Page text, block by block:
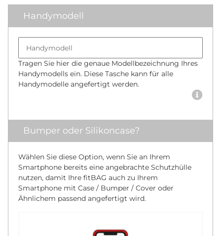
Handymodell
Tragen Sie hier die genaue Modellbezeichnung Ihres
Handymodells ein. Diese Tasche kann für alle
Handymodelle angefertigt werden.
Bumper oder Silikoncase?
Wählen Sie diese Option, wenn Sie an Ihrem
Smartphone bereits eine angebrachte Schutzhülle
nutzen, damit Ihre fitBAG auch zu Ihrem
Smartphone mit Case / Bumper / Cover oder
Ähnlichem passend angefertigt wird.